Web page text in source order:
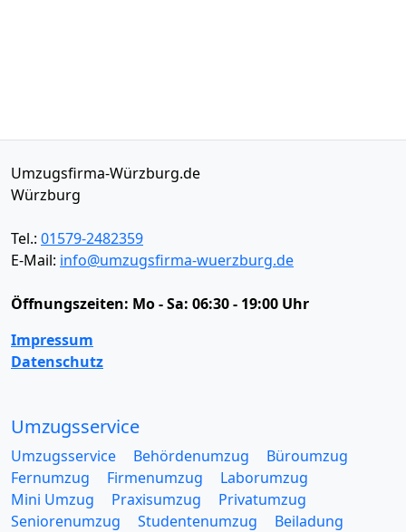
Umzugsfirma-Würzburg.de
Würzburg
Tel.: 01579-2482359
E-Mail: info@umzugsfirma-wuerzburg.de
Öffnungszeiten: Mo - Sa: 06:30 - 19:00 Uhr
Impressum
Datenschutz
Umzugsservice
Umzugsservice Behördenumzug
Büroumzug
Fernumzug
Firmenumzug
Laborumzug
Mini Umzug
Praxisumzug
Privatumzug
Seniorenumzug
Studentenumzug
Beiladung